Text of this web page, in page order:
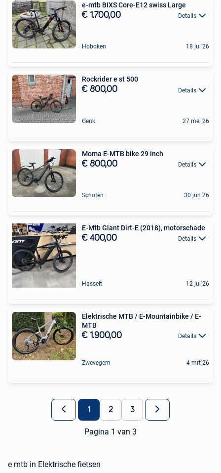
e-mtb BIXS Core-E12 swiss Large
€ 1.700,00 Details
Hoboken 18 jul 26
Rockrider e st 500
€ 800,00 Details
Genk 27 mei 26
Moma E-MTB bike 29 inch
€ 800,00 Details
Schoten 30 jun 26
E-Mtb Giant Dirt-E (2018), motorschade
€ 400,00 Details
Hasselt 12 jul 26
Elektrische MTB / E-Mountainbike / E-
MTB
€ 1.900,00 Details
Zwevegem 4 mrt 26
1 2 3
Pagina 1 van 3
e mtb in Elektrische fietsen